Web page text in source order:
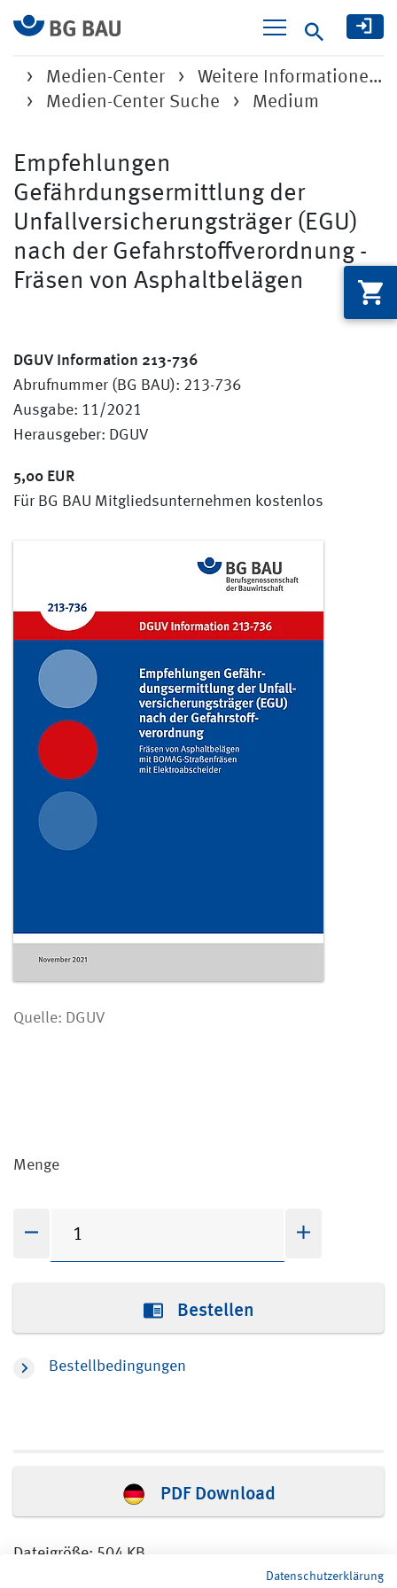
Suche
Medien-Center
Weitere Informatione…
Medien-Center Suche
Medium
Empfehlungen
Gefährdungsermittlung der
Unfallversicherungsträger (EGU)
nach der Gefahrstoffverordnung -
Fräsen von Asphaltbelägen
DGUV Information 213-736
Abrufnummer (BG BAU): 213-736
Ausgabe: 11/2021
Herausgeber: DGUV
5,00 EUR
Für BG BAU Mitgliedsunternehmen kostenlos
Quelle: DGUV
Menge
Bestellen
Bestellbedingungen
PDF Download
Dateigröße: 504 KB
Datenschutzerklärung